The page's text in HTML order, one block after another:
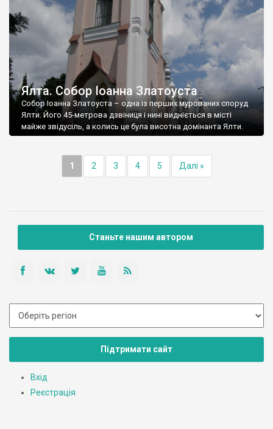
Ялта. Собор Іоанна Златоуста
Собор Іоанна Златоуста – одна із перших мурованих споруд
Ялти. Його 45-метрова дзвіниця і нині видніється в місті
майже звідусіль, а колись це була висотна домінанта Ялти.
1 2 3 4 5 Далі »
Станьте нашим автором
Підтримати сайт
Вхід
Реєстрація